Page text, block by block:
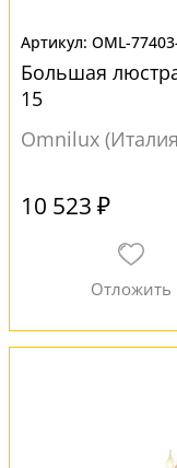
OML-
Большая
15
Omnilux
10 523 ₽